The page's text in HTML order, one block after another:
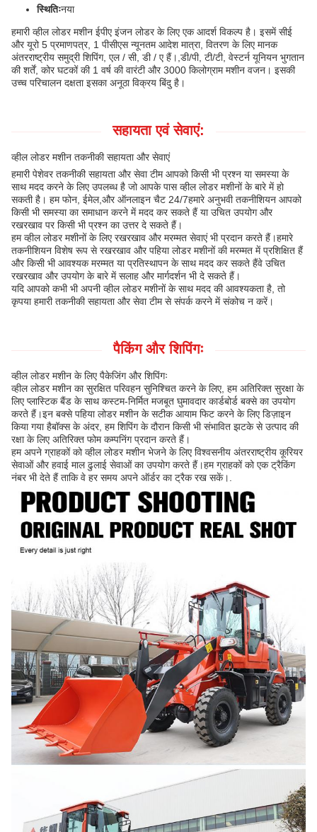
स्थितिःनया
हमारी व्हील लोडर मशीन ईपीए इंजन लोडर के लिए एक आदर्श विकल्प है। इसमें सीई
और यूरो 5 प्रमाणपत्र, 1 पीसीएस न्यूनतम आदेश मात्रा, वितरण के लिए मानक
अंतरराष्ट्रीय समुद्री शिपिंग, एल / सी, डी / ए हैं।,डी/पी, टी/टी, वेस्टर्न यूनियन भुगतान
की शर्तें, कोर घटकों की 1 वर्ष की वारंटी और 3000 किलोग्राम मशीन वजन। इसकी
उच्च परिचालन दक्षता इसका अनूठा विक्रय बिंदु है।
सहायता एवं सेवाएं:
व्हील लोडर मशीन तकनीकी सहायता और सेवाएं
हमारी पेशेवर तकनीकी सहायता और सेवा टीम आपको किसी भी प्रश्न या समस्या के
साथ मदद करने के लिए उपलब्ध है जो आपके पास व्हील लोडर मशीनों के बारे में हो
सकती है। हम फोन, ईमेल,और ऑनलाइन चैट 24/7हमारे अनुभवी तकनीशियन आपको
किसी भी समस्या का समाधान करने में मदद कर सकते हैं या उचित उपयोग और
रखरखाव पर किसी भी प्रश्न का उत्तर दे सकते हैं।
हम व्हील लोडर मशीनों के लिए रखरखाव और मरम्मत सेवाएं भी प्रदान करते हैं।हमारे
तकनीशियन विशेष रूप से रखरखाव और पहिया लोडर मशीनों की मरम्मत में प्रशिक्षित हैं
और किसी भी आवश्यक मरम्मत या प्रतिस्थापन के साथ मदद कर सकते हैंवे उचित
रखरखाव और उपयोग के बारे में सलाह और मार्गदर्शन भी दे सकते हैं।
यदि आपको कभी भी अपनी व्हील लोडर मशीनों के साथ मदद की आवश्यकता है, तो
कृपया हमारी तकनीकी सहायता और सेवा टीम से संपर्क करने में संकोच न करें।
पैकिंग और शिपिंगः
व्हील लोडर मशीन के लिए पैकेजिंग और शिपिंगः
व्हील लोडर मशीन का सुरक्षित परिवहन सुनिश्चित करने के लिए, हम अतिरिक्त सुरक्षा के
लिए प्लास्टिक बैंड के साथ कस्टम-निर्मित मजबूत घुमावदार कार्डबोर्ड बक्से का उपयोग
करते हैं।इन बक्से पहिया लोडर मशीन के सटीक आयाम फिट करने के लिए डिज़ाइन
किया गया हैबॉक्स के अंदर, हम शिपिंग के दौरान किसी भी संभावित झटके से उत्पाद की
रक्षा के लिए अतिरिक्त फोम कम्पनिंग प्रदान करते हैं।
हम अपने ग्राहकों को व्हील लोडर मशीन भेजने के लिए विश्वसनीय अंतरराष्ट्रीय कूरियर
सेवाओं और हवाई माल ढुलाई सेवाओं का उपयोग करते हैं।हम ग्राहकों को एक ट्रैकिंग
नंबर भी देते हैं ताकि वे हर समय अपने ऑर्डर का ट्रैक रख सकें।.